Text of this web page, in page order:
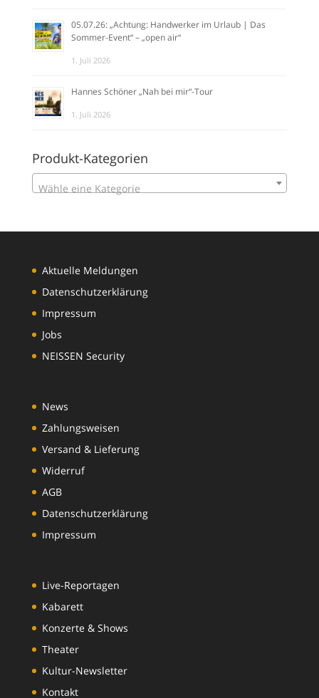
05.07.26: „Achtung: Handwerker im Urlaub | Das
Sommer-Event“ – „open air“
1. Juli 2026
Hannes Schöner „Nah bei mir“-Tour
1. Juli 2026
Produkt-Kategorien
Wähle eine Kategorie
Aktuelle Meldungen
Datenschutzerklärung
Impressum
Jobs
NEISSEN Security
News
Zahlungsweisen
Versand & Lieferung
Widerruf
AGB
Datenschutzerklärung
Impressum
Live-Reportagen
Kabarett
Konzerte & Shows
Theater
Kultur-Newsletter
Kontakt